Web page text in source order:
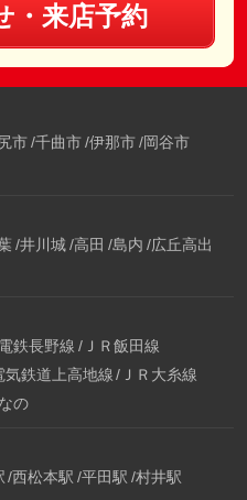
・来店予約
市 千曲市 伊那市 岡谷市
井川城 高田 島内 広丘高出
鉄長野線 ＪＲ飯田線
気鉄道上高地線
ＪＲ大糸線
の
西松本駅 平田駅 村井駅